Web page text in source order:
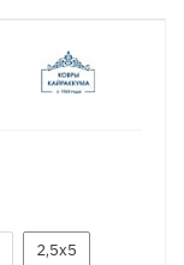
2,5x5